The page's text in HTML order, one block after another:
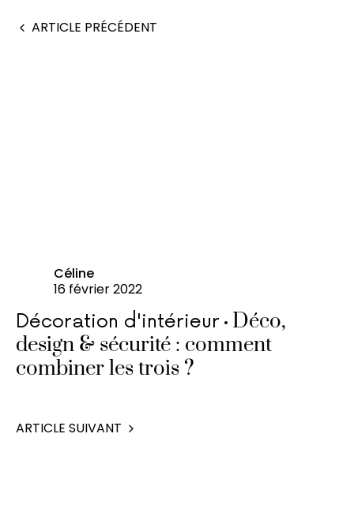
ARTICLE PRÉCÉDENT
Céline
16 février 2022
Décoration d'intérieur
Déco,
design & sécurité : comment
combiner les trois ?
ARTICLE SUIVANT